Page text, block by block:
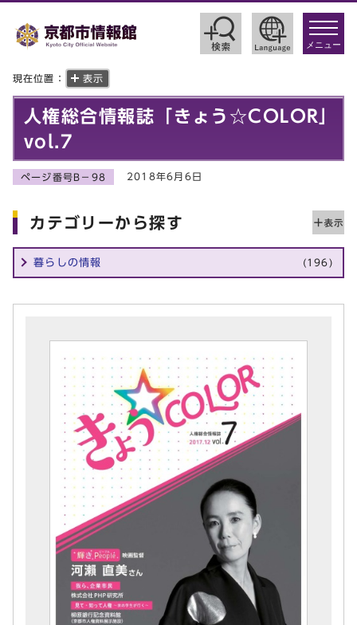
toggle
メニュー
現在位置： 表示
人権総合情報誌「きょう☆COLOR」
vol.7
ページ番号B－98 2018年6月6日
カテゴリーから探す
暮らしの情報 (196)